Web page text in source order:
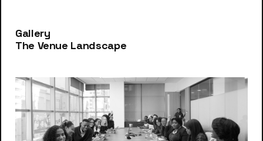
Gallery
The Venue Landscape